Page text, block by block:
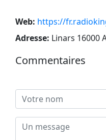
Web: https://
Adresse: Linars 16000
Commentaires